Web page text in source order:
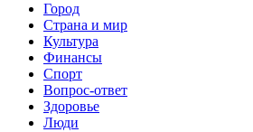
Город
Страна и мир
Культура
Финансы
Спорт
Вопрос-ответ
Здоровье
Люди